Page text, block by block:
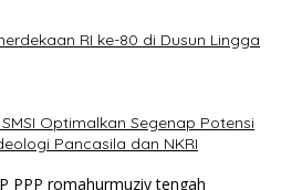
RI ke-80 di Dusun Lingga
Optimalkan Segenap Potensi
Pancasila dan NKRI